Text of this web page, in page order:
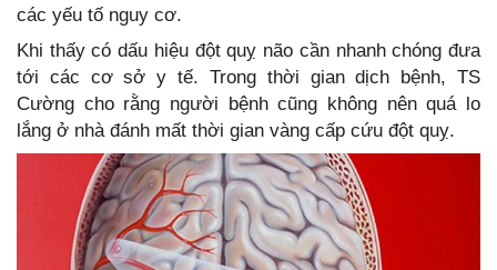
các yếu tố nguy cơ.
Khi thấy có dấu hiệu đột quỵ não cần nhanh chóng đưa
tới các cơ sở y tế. Trong thời gian dịch bệnh, TS
Cường cho rằng người bệnh cũng không nên quá lo
lắng ở nhà đánh mất thời gian vàng cấp cứu đột quỵ.